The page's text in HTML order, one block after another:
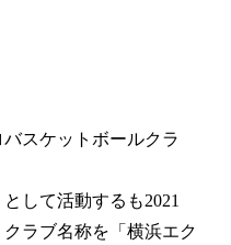
スケットボールクラ
して活動するも2021
ラブ名称を「横浜エク